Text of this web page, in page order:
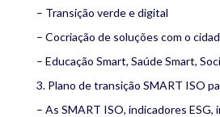
– Transição verde e digital
– Cocriação de soluções com o
– Educação Smart, Saúde Smart,
3. Plano de transição SMART ISO
– As SMART ISO, indicadores ESG,